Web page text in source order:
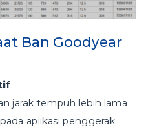
Ban Goodyear
jarak tempuh lebih lama
aplikasi penggerak